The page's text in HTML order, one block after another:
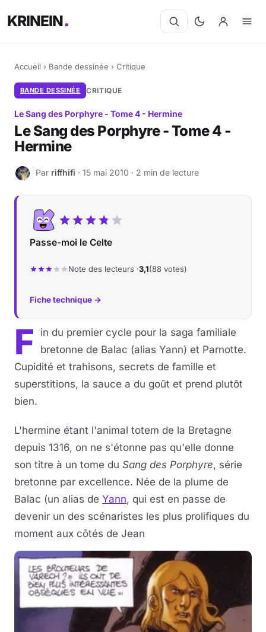
KRINEIN
Accueil › Bande dessinée › Critique
BANDE DESSINÉE CRITIQUE
Le Sang des Porphyre - Tome 4 - Hermine
Le Sang des Porphyre - Tome 4 -
Hermine
R Par riffhifi · 15 mai 2010 · 2 min de lecture
Passe-moi le Celte
Note des lecteurs ·3,1(88 votes)
Fiche technique →
F
in du premier cycle pour la saga familiale
bretonne de Balac (alias Yann) et Parnotte.
Cupidité et trahisons, secrets de famille et
superstitions, la sauce a du goût et prend plutôt
bien.
L'hermine étant l'animal totem de la Bretagne
depuis 1316, on ne s'étonne pas qu'elle donne
son titre à un tome du Sang des Porphyre, série
bretonne par excellence. Née de la plume de
Balac (un alias de Yann, qui est en passe de
devenir un des scénaristes les plus prolifiques du
moment aux côtés de Jean